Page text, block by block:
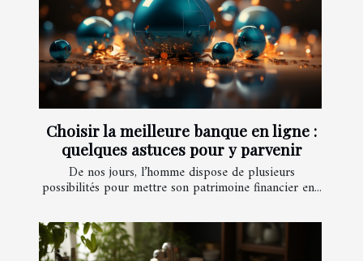
Choisir la meilleure banque en ligne :
quelques astuces pour y parvenir
De nos jours, l’homme dispose de plusieurs
possibilités pour mettre son patrimoine financier en...